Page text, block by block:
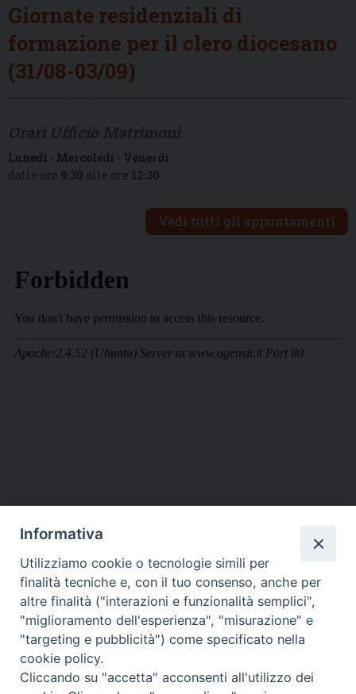
Giornate residenziali di
formazione per il clero diocesano
(31/08-03/09)
Lunedì - Mercoledì - Venerdì
dalle ore 9:30 alle ore 12:30
Vedi tutti gli appuntamenti
DIOCESI SUBURBICARIA DI ALBANO
Contatti:Tel.: 06.93268401 - Fax.: 06.9323844
E-mail:curia@diocesidialbano.it
Orari: dal Lunedì al Venerdì Ore: 9:00 - 13:00
Lunedì, Mercoledì e Venerdì, Ore 9:30 - 12:30
Informativa
Utilizziamo cookie o tecnologie simili per
finalità tecniche e, con il tuo consenso, anche per
altre finalità ("interazioni e funzionalità semplici",
"miglioramento dell'esperienza", "misurazione" e
"targeting e pubblicità") come specificato nella
cookie policy.
Cliccando su "accetta" acconsenti all'utilizzo dei